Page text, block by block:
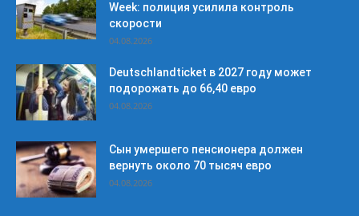
Week: полиция усилила контроль
скорости
04.08.2026
Deutschlandticket в 2027 году может
подорожать до 66,40 евро
04.08.2026
Сын умершего пенсионера должен
вернуть около 70 тысяч евро
04.08.2026